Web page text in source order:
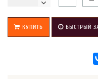
КУПИТЬ БЫСТРЫЙ